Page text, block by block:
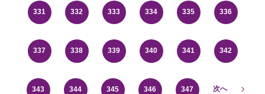
331 332 333 334 335 336
337 338 339 340 341 342
343 344 345 346 347 次へ